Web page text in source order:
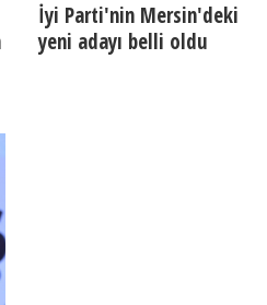
İyi Parti'nin Mersin'deki
yeni adayı belli oldu